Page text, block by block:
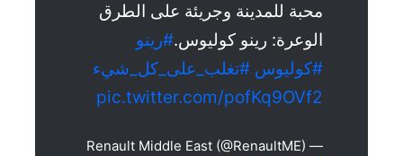
محبة للمدينة وجريئة على الطرق
الوعرة: رينو كوليوس.#رينو
#كوليوس #تغلب_على_كل_شيء
pic.twitter.com/pofKq9OVf2
— Renault Middle East (@RenaultME)